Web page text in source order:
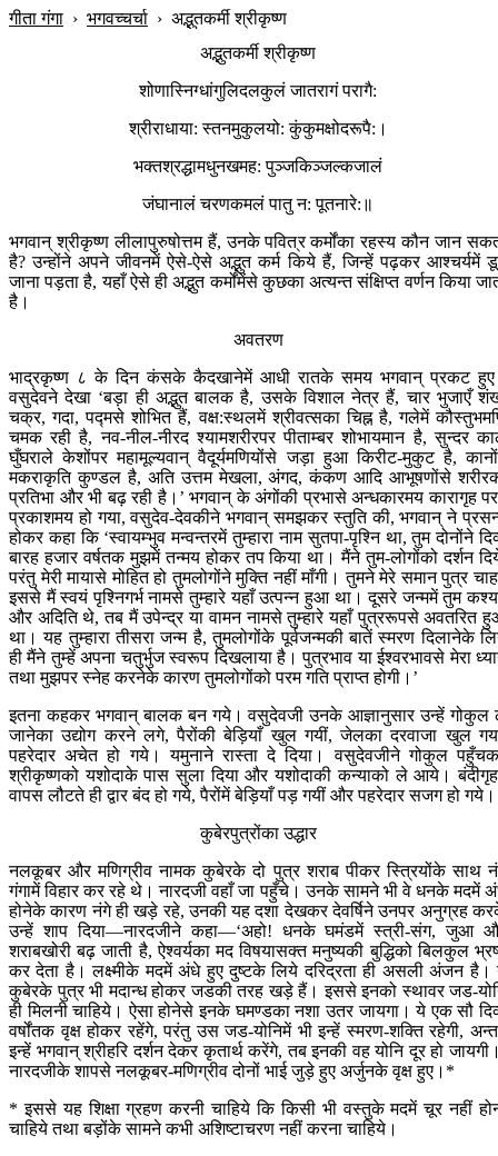
गीता गंगा › भगवच्चर्चा › अद्भुतकर्मी श्रीकृष्ण
अद्भुतकर्मी श्रीकृष्ण
शोणास्निग्धांगुलिदलकुलं जातरागं परागै:
श्रीराधाया: स्तनमुकुलयो: कुंकुमक्षोदरूपै:।
भक्तश्रद्धामधुनखमह: पुञ्जकिञ्जल्कजालं
जंघानालं चरणकमलं पातु न: पूतनारे:॥
भगवान् श्रीकृष्ण लीलापुरुषोत्तम हैं, उनके पवित्र कर्मोंका रहस्य कौन जान
है? उन्होंने अपने जीवनमें ऐसे-ऐसे अद्भुत कर्म किये हैं, जिन्हें पढ़कर आश्चर्यमें
जाना पड़ता है, यहाँ ऐसे ही अद्भुत कर्मोंमेंसे कुछका अत्यन्त संक्षिप्त वर्णन किया
है।
अवतरण
भाद्रकृष्ण ८ के दिन कंसके कैदखानेमें आधी रातके समय भगवान् प्रकट
वसुदेवने देखा ‘बड़ा ही अद्भुत बालक है, उसके विशाल नेत्र हैं, चार भुजाएँ
चक्र, गदा, पद्मसे शोभित हैं, वक्ष:स्थलमें श्रीवत्सका चिह्न है, गलेमें
चमक रही है, नव-नील-नीरद श्यामशरीरपर पीताम्बर शोभायमान है, सुन्दर
घुँघराले केशोंपर महामूल्यवान् वैदूर्यमणियोंसे जड़ा हुआ किरीट-मुकुट है,
मकराकृति कुण्डल है, अति उत्तम मेखला, अंगद, कंकण आदि आभूषणोंसे
प्रतिभा और भी बढ़ रही है।’ भगवान् के अंगोंकी प्रभासे अन्धकारमय कारागृह
प्रकाशमय हो गया, वसुदेव-देवकीने भगवान् समझकर स्तुति की, भगवान् ने
होकर कहा कि ‘स्वायम्भुव मन्वन्तरमें तुम्हारा नाम सुतपा-पृश्नि था, तुम दोनोंने
बारह हजार वर्षतक मुझमें तन्मय होकर तप किया था। मैंने तुम-लोगोंको दर्शन
परंतु मेरी मायासे मोहित हो तुमलोगोंने मुक्ति नहीं माँगी। तुमने मेरे समान पुत्र
इससे मैं स्वयं पृश्निगर्भ नामसे तुम्हारे यहाँ उत्पन्न हुआ था। दूसरे जन्ममें तुम
और अदिति थे, तब मैं उपेन्द्र या वामन नामसे तुम्हारे यहाँ पुत्ररूपसे अवतरित
था। यह तुम्हारा तीसरा जन्म है, तुमलोगोंके पूर्वजन्मकी बातें स्मरण दिलानेके
ही मैंने तुम्हें अपना चतुर्भुज स्वरूप दिखलाया है। पुत्रभाव या ईश्वरभावसे मेरा
तथा मुझपर स्नेह करनेके कारण तुमलोगोंको परम गति प्राप्त होगी।’
इतना कहकर भगवान् बालक बन गये। वसुदेवजी उनके आज्ञानुसार उन्हें गोकुल
जानेका उद्योग करने लगे, पैरोंकी बेड़ियाँ खुल गयीं, जेलका दरवाजा खुल
पहरेदार अचेत हो गये। यमुनाने रास्ता दे दिया। वसुदेवजीने गोकुल
श्रीकृष्णको यशोदाके पास सुला दिया और यशोदाकी कन्याको ले आये।
वापस लौटते ही द्वार बंद हो गये, पैरोंमें बेड़ियाँ पड़ गयीं और पहरेदार सजग हो गये।
कुबेरपुत्रोंका उद्धार
नलकूबर और मणिग्रीव नामक कुबेरके दो पुत्र शराब पीकर स्त्रियोंके साथ
गंगामें विहार कर रहे थे। नारदजी वहाँ जा पहुँचे। उनके सामने भी वे धनके मदमें
होनेके कारण नंगे ही खड़े रहे, उनकी यह दशा देखकर देवर्षिने उनपर अनुग्रह
उन्हें शाप दिया—नारदजीने कहा—‘अहो! धनके घमंडमें स्त्री-संग, जुआ
शराबखोरी बढ़ जाती है, ऐश्वर्यका मद विषयासक्त मनुष्यकी बुद्धिको बिलकुल
कर देता है। लक्ष्मीके मदमें अंधे हुए दुष्टके लिये दरिद्रता ही असली अंजन है।
कुबेरके पुत्र भी मदान्ध होकर जडकी तरह खड़े हैं। इससे इनको स्थावर जड-
ही मिलनी चाहिये। ऐसा होनेसे इनके घमण्डका नशा उतर जायगा। ये एक सौ
वर्षोंतक वृक्ष होकर रहेंगे, परंतु उस जड-योनिमें भी इन्हें स्मरण-शक्ति रहेगी,
इन्हें भगवान् श्रीहरि दर्शन देकर कृतार्थ करेंगे, तब इनकी वह योनि दूर हो
नारदजीके शापसे नलकूबर-मणिग्रीव दोनों भाई जुड़े हुए अर्जुनके वृक्ष हुए।*
* इससे यह शिक्षा ग्रहण करनी चाहिये कि किसी भी वस्तुके मदमें चूर नहीं
चाहिये तथा बड़ोंके सामने कभी अशिष्टाचरण नहीं करना चाहिये।